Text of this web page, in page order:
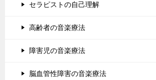
セラピストの自己理解
高齢者の音楽療法
障害児の音楽療法
脳血管性障害の音楽療法